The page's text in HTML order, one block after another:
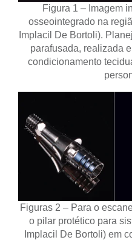
Figura 1 – Imagem
osseointegrado na
Implacil De Bortoli).
parafusada, realizada
condicionamento
Figuras 2 – Para o
o pilar protético para
Implacil De Bortoli) em